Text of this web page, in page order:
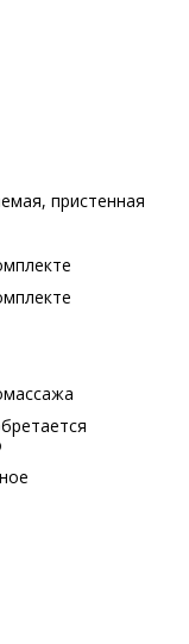
пристенная